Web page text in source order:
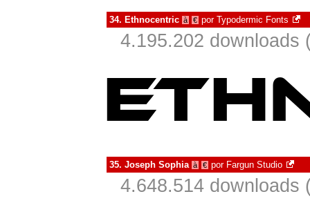
34. Ethnocentric à € por Typodermic Fonts
4.195.202 downloads
35. Joseph Sophia à € por Fargun Studio
4.648.514 downloads